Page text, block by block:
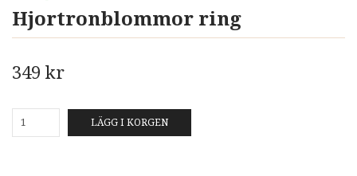
Hjortronblommor ring
349 kr
LÄGG I KORGEN